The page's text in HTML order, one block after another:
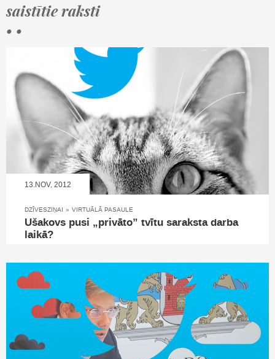
saistītie raksti
• •
13.NOV, 2012
DZĪVESZIŅAI » VIRTUĀLĀ PASAULE
Ušakovs pusi „privāto” tvītu saraksta darba
laikā?